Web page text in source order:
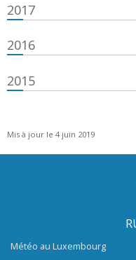
2017
2016
2015
Mis à jour le 4 juin 2019
Météo au Luxembourg